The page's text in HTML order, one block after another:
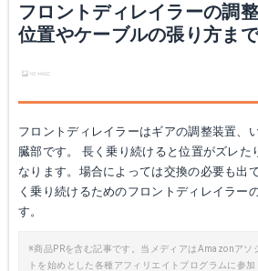
フロントディレイラーの調
位置やケーブルの張り方まで
フロントディレイラーはギアの調整装置、
臓部です。 長く乗り続けると位置がズレた
なります。場合によっては交換の必要も出
く乗り続けるためのフロントディレイラー
す。
※商品PRを含む記事です。当メディアはAmazonアソ
トを始めとした各種アフィリエイトプログラムに参